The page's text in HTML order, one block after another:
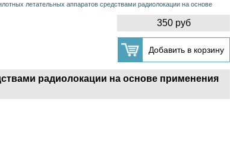
летательных аппаратов средствами радиолокации на основе
350 руб
радиолокации на основе применения